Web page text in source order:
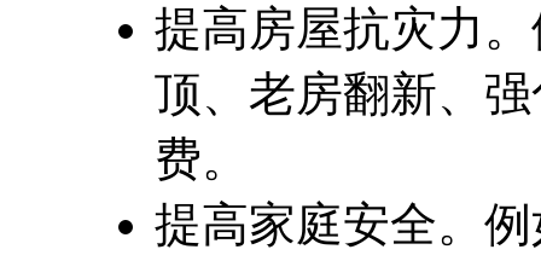
提高房屋抗灾力
顶、老房翻新、
费。
提高家庭安全。